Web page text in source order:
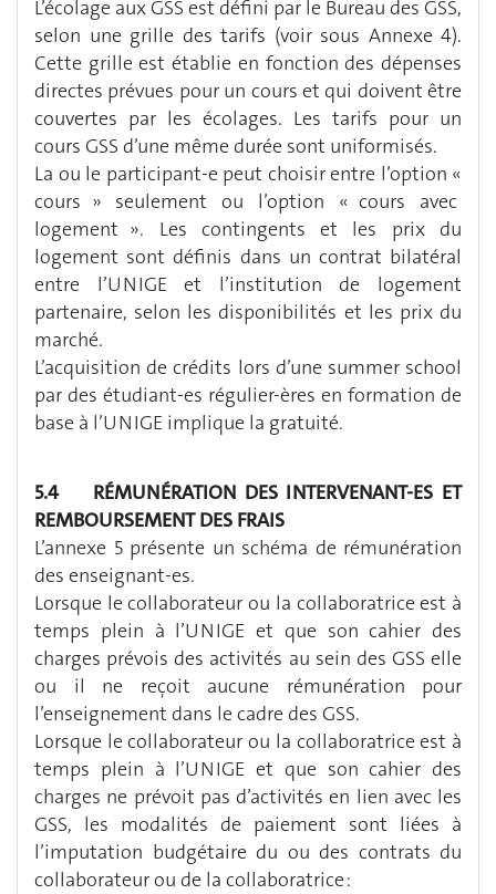
L’écolage aux GSS est défini par le Bureau des GSS,
selon une grille des tarifs (voir sous Annexe 4).
Cette grille est établie en fonction des dépenses
directes prévues pour un cours et qui doivent être
couvertes par les écolages. Les tarifs pour un
cours GSS d’une même durée sont uniformisés.
La ou le participant-e peut choisir entre l’option «
cours » seulement ou l’option « cours avec
logement ». Les contingents et les prix du
logement sont définis dans un contrat bilatéral
entre l’UNIGE et l’institution de logement
partenaire, selon les disponibilités et les prix du
marché.
L’acquisition de crédits lors d’une summer school
par des étudiant-es régulier-ères en formation de
base à l’UNIGE implique la gratuité.
5.4 RÉMUNÉRATION DES INTERVENANT-ES ET
REMBOURSEMENT DES FRAIS
L’annexe 5 présente un schéma de rémunération
des enseignant-es.
Lorsque le collaborateur ou la collaboratrice est à
temps plein à l’UNIGE et que son cahier des
charges prévois des activités au sein des GSS elle
ou il ne reçoit aucune rémunération pour
l’enseignement dans le cadre des GSS.
Lorsque le collaborateur ou la collaboratrice est à
temps plein à l’UNIGE et que son cahier des
charges ne prévoit pas d’activités en lien avec les
GSS, les modalités de paiement sont liées à
l’imputation budgétaire du ou des contrats du
collaborateur ou de la collaboratrice :